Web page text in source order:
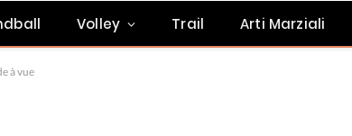
Volley Trail Arti Marziali
à vue